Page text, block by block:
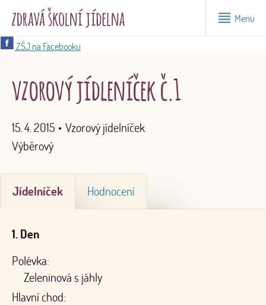
Menu
ZŠJ na Facebooku
vzorový jídleníček č.1
15. 4. 2015 • Vzorový jídelníček
Výběrový
Jídelníček Hodnocení
1. Den
Polévka:
Zeleninová s jáhly
Hlavní chod: